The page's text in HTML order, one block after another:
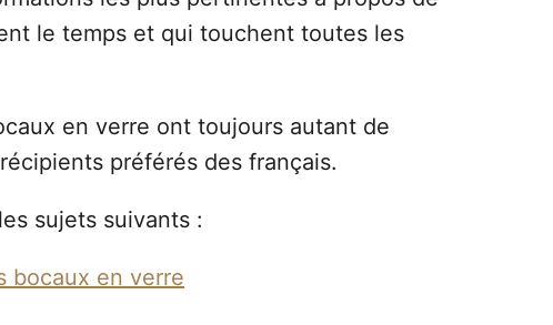
le temps et qui touchent toutes les
en verre ont toujours autant de
préférés des français.
sujets suivants :
bocaux en verre